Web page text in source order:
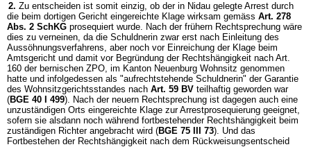
2. Zu entscheiden ist somit einzig, ob der in Nidau gelegte Arrest durch
die beim dortigen Gericht eingereichte Klage wirksam gemäss Art. 278
Abs. 2 SchKG prosequiert wurde. Nach der frühern Rechtsprechung wäre
dies zu verneinen, da die Schuldnerin zwar erst nach Einleitung des
Aussöhnungsverfahrens, aber noch vor Einreichung der Klage beim
Amtsgericht und damit vor Begründung der Rechtshängigkeit nach Art.
160 der bernischen ZPO, im Kanton Neuenburg Wohnsitz genommen
hatte und infolgedessen als "aufrechtstehende Schuldnerin" der Garantie
des Wohnsitzgerichtsstandes nach Art. 59 BV teilhaftig geworden war
(BGE 40 I 499). Nach der neuern Rechtsprechung ist dagegen auch eine
unzuständigen Orts eingereichte Klage zur Arrestprosequierung geeignet,
sofern sie alsdann noch während fortbestehender Rechtshängigkeit beim
zuständigen Richter angebracht wird (BGE 75 III 73). Und das
Fortbestehen der Rechtshängigkeit nach dem Rückweisungsentscheid